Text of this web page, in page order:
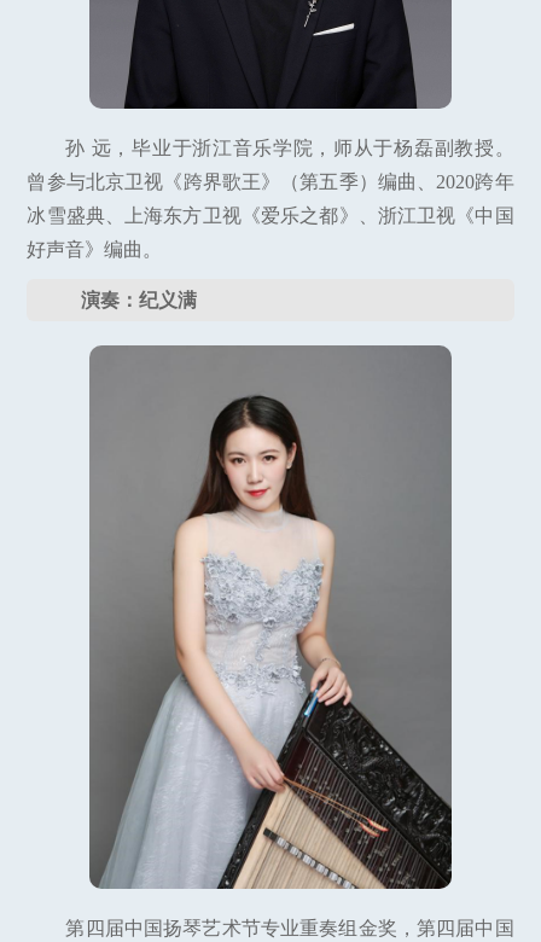
孙 远，毕业于浙江音乐学院，师从于杨磊副教授。
曾参与北京卫视《跨界歌王》（第五季）编曲、2020跨年
冰雪盛典、上海东方卫视《爱乐之都》、浙江卫视《中国
好声音》编曲。
演奏：纪义满
第四届中国扬琴艺术节专业重奏组金奖，第四届中国